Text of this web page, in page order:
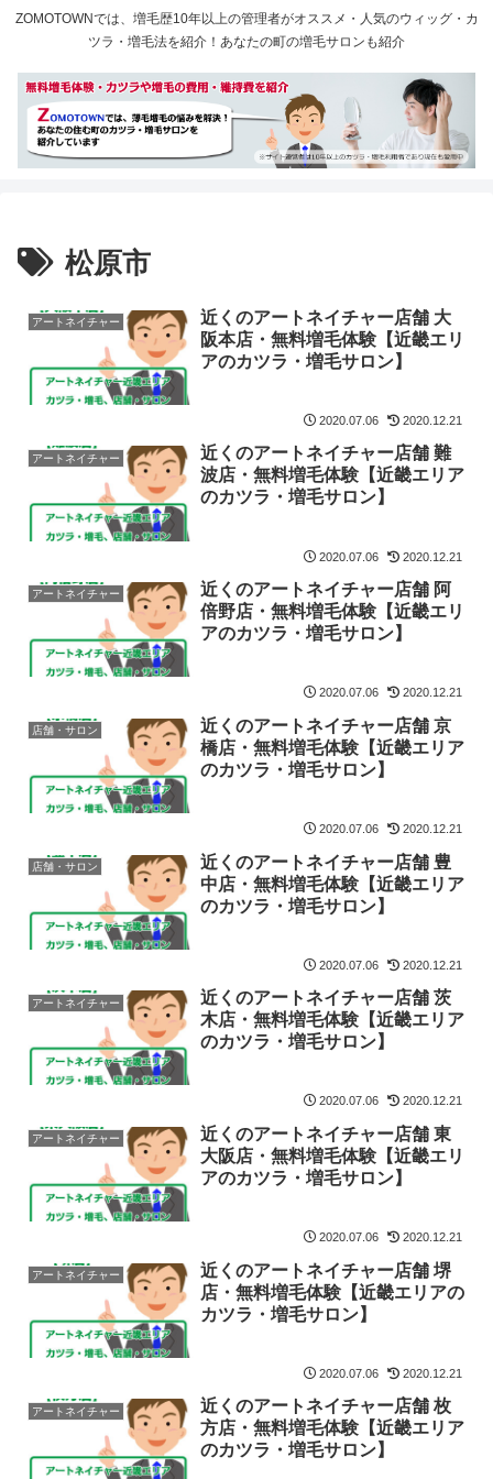
ZOMOTOWNでは、増毛歴10年以上の管理者がオススメ・人気のウィッグ・カ
ツラ・増毛法を紹介！あなたの町の増毛サロンも紹介
松原市
アートネイチャー
近くのアートネイチャー店舗 大
阪本店・無料増毛体験【近畿エリ
アのカツラ・増毛サロン】
2020.07.06 2020.12.21
アートネイチャー
近くのアートネイチャー店舗 難
波店・無料増毛体験【近畿エリア
のカツラ・増毛サロン】
2020.07.06 2020.12.21
アートネイチャー
近くのアートネイチャー店舗 阿
倍野店・無料増毛体験【近畿エリ
アのカツラ・増毛サロン】
2020.07.06 2020.12.21
店舗・サロン
近くのアートネイチャー店舗 京
橋店・無料増毛体験【近畿エリア
のカツラ・増毛サロン】
2020.07.06 2020.12.21
店舗・サロン
近くのアートネイチャー店舗 豊
中店・無料増毛体験【近畿エリア
のカツラ・増毛サロン】
2020.07.06 2020.12.21
アートネイチャー
近くのアートネイチャー店舗 茨
木店・無料増毛体験【近畿エリア
のカツラ・増毛サロン】
2020.07.06 2020.12.21
アートネイチャー
近くのアートネイチャー店舗 東
大阪店・無料増毛体験【近畿エリ
アのカツラ・増毛サロン】
2020.07.06 2020.12.21
アートネイチャー
近くのアートネイチャー店舗 堺
店・無料増毛体験【近畿エリアの
カツラ・増毛サロン】
2020.07.06 2020.12.21
アートネイチャー
近くのアートネイチャー店舗 枚
方店・無料増毛体験【近畿エリア
のカツラ・増毛サロン】